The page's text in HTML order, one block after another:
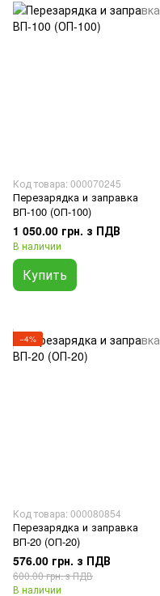
Код товара: 000070245
Перезарядка и заправка
ВП-100 (ОП-100)
1 050.00 грн. з ПДВ
В наличии
Купить
−4%
Код товара: 000080854
Перезарядка и заправка
ВП-20 (ОП-20)
576.00 грн. з ПДВ
600.00 грн. з ПДВ
В наличии